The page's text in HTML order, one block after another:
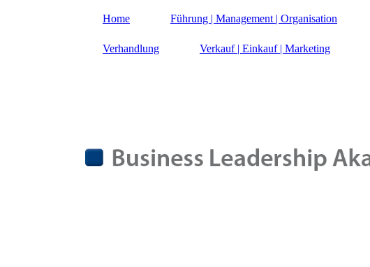
Home Führung | Management | Organisation
Verhandlung Verkauf | Einkauf | Marketing